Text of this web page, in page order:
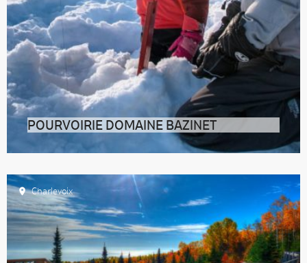
POURVOIRIE DOMAINE BAZINET
Dans la région de Lanaudière, lové dans un
environnement montagneux taillé pour
Charlevoix